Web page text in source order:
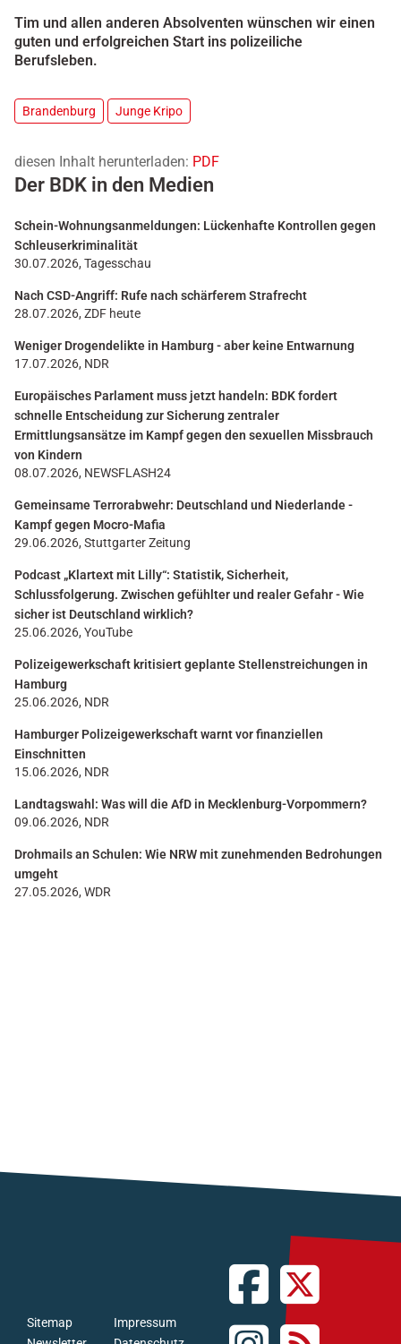
Tim und allen anderen Absolventen wünschen wir einen
guten und erfolgreichen Start ins polizeiliche
Berufsleben.
Brandenburg Junge Kripo
diesen Inhalt herunterladen: PDF
Der BDK in den Medien
Schein-Wohnungsanmeldungen: Lückenhafte Kontrollen gegen
Schleuserkriminalität
30.07.2026, Tagesschau
Nach CSD-Angriff: Rufe nach schärferem Strafrecht
28.07.2026, ZDF heute
Weniger Drogendelikte in Hamburg - aber keine Entwarnung
17.07.2026, NDR
Europäisches Parlament muss jetzt handeln: BDK fordert
schnelle Entscheidung zur Sicherung zentraler
Ermittlungsansätze im Kampf gegen den sexuellen Missbrauch
von Kindern
08.07.2026, NEWSFLASH24
Gemeinsame Terrorabwehr: Deutschland und Niederlande -
Kampf gegen Mocro-Mafia
29.06.2026, Stuttgarter Zeitung
Podcast „Klartext mit Lilly“: Statistik, Sicherheit,
Schlussfolgerung. Zwischen gefühlter und realer Gefahr - Wie
sicher ist Deutschland wirklich?
25.06.2026, YouTube
Polizeigewerkschaft kritisiert geplante Stellenstreichungen in
Hamburg
25.06.2026, NDR
Hamburger Polizeigewerkschaft warnt vor finanziellen
Einschnitten
15.06.2026, NDR
Landtagswahl: Was will die AfD in Mecklenburg-Vorpommern?
09.06.2026, NDR
Drohmails an Schulen: Wie NRW mit zunehmenden Bedrohungen
umgeht
27.05.2026, WDR
Sitemap
Impressum